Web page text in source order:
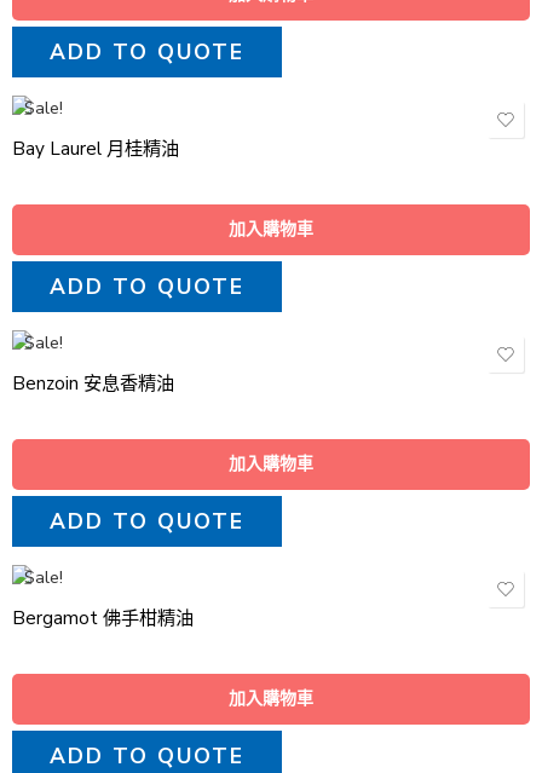
ADD TO QUOTE
Sale!
Bay Laurel 月桂精油
加入購物車
ADD TO QUOTE
Sale!
Benzoin 安息香精油
加入購物車
ADD TO QUOTE
Sale!
Bergamot 佛手柑精油
加入購物車
ADD TO QUOTE